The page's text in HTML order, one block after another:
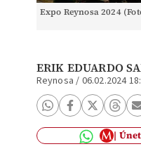
Expo Reynosa 2024
ERIK EDUARDO
Reynosa / 06.02.2024